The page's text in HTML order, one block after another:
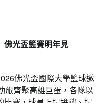
光盃籃賽明年見
佛光盃國際大學籃球邀
旅齊聚高雄巨蛋，各隊以